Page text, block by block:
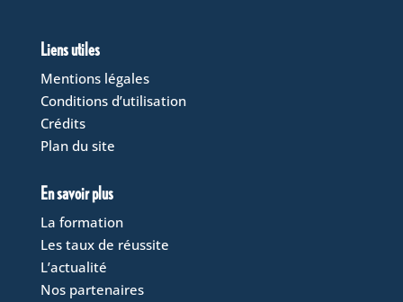
Liens utiles
Mentions légales
Conditions d’utilisation
Crédits
Plan du site
En savoir plus
La formation
Les taux de réussite
L’actualité
Nos partenaires